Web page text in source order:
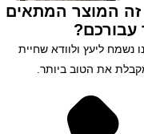
המוצר המתאים
עבורכם?
נשמח ליעץ ולוודא שחיית
את הטוב ביותר.